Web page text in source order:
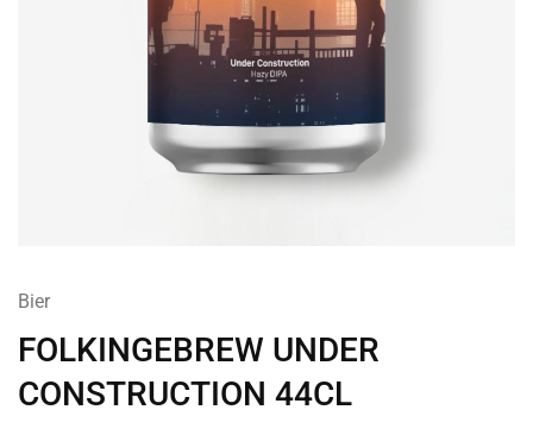
Bier
FOLKINGEBREW UNDER
CONSTRUCTION 44CL